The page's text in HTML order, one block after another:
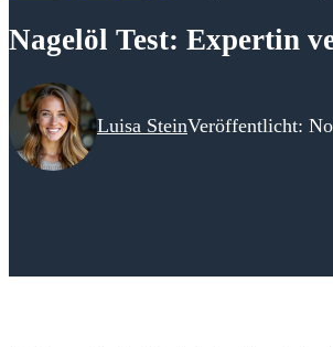
Nagelöl Test: Expertin
Luisa SteinVeröffentlicht: